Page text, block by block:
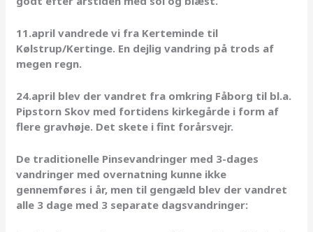
11.april vandrede vi fra Kerteminde til
Kølstrup/Kertinge. En dejlig vandring på trods af
megen regn.
24.april blev der vandret fra omkring Fåborg til bl.a.
Pipstorn Skov med fortidens kirkegårde i form af
flere gravhøje. Det skete i fint forårsvejr.
De traditionelle Pinsevandringer med 3-dages
vandringer med overnatning kunne ikke
gennemføres i år, men til gengæld blev der vandret
alle 3 dage med 3 separate dagsvandringer: